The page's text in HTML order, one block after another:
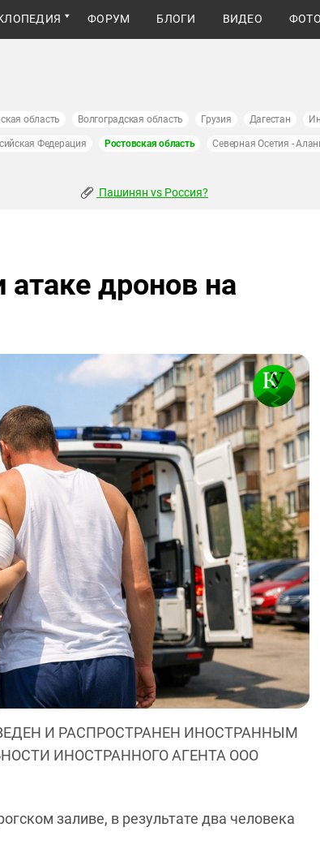
ФОРУМ БЛОГИ ВИДЕО
область Волгоградская область Грузия Дагестан
Федерация Ростовская область Северная Осетия -
Пашинян vs Россия?
дронов на
И РАСПРОСТРАНЕН ИНОСТРАННЫМ
ИНОСТРАННОГО АГЕНТА ООО
заливе, в результате два человека